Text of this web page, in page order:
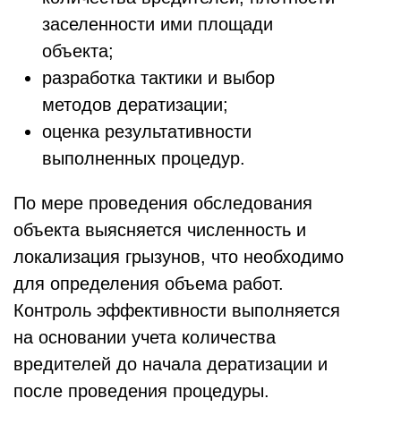
заселенности ими площади
объекта;
разработка тактики и выбор
методов дератизации;
оценка результативности
выполненных процедур.
По мере проведения обследования
объекта выясняется численность и
локализация грызунов, что необходимо
для определения объема работ.
Контроль эффективности выполняется
на основании учета количества
вредителей до начала дератизации и
после проведения процедуры.